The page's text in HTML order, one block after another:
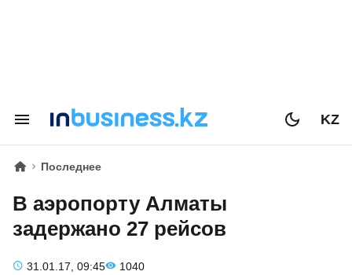
KZ
Последнее
В аэропорту Алматы
задержано 27 рейсов
31.01.17, 09:45 1040